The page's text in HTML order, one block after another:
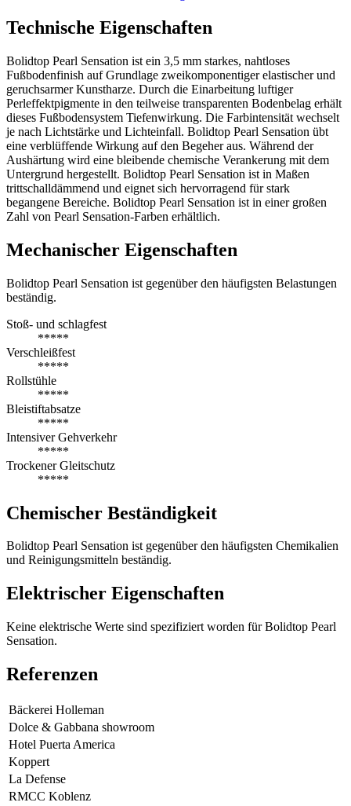
Technische Eigenschaften
Bolidtop Pearl Sensation ist ein 3,5 mm starkes, nahtloses
Fußbodenfinish auf Grundlage zweikomponentiger elastischer und
geruchsarmer Kunstharze. Durch die Einarbeitung luftiger
Perleffektpigmente in den teilweise transparenten Bodenbelag erhält
dieses Fußbodensystem Tiefenwirkung. Die Farbintensität wechselt
je nach Lichtstärke und Lichteinfall. Bolidtop Pearl Sensation übt
eine verblüffende Wirkung auf den Begeher aus. Während der
Aushärtung wird eine bleibende chemische Verankerung mit dem
Untergrund hergestellt. Bolidtop Pearl Sensation ist in Maßen
trittschalldämmend und eignet sich hervorragend für stark
begangene Bereiche. Bolidtop Pearl Sensation ist in einer großen
Zahl von Pearl Sensation-Farben erhältlich.
Mechanischer Eigenschaften
Bolidtop Pearl Sensation ist gegenüber den häufigsten Belastungen
beständig.
Stoß- und schlagfest
*****
Verschleißfest
*****
Rollstühle
*****
Bleistiftabsatze
*****
Intensiver Gehverkehr
*****
Trockener Gleitschutz
*****
Chemischer Beständigkeit
Bolidtop Pearl Sensation ist gegenüber den häufigsten Chemikalien
und Reinigungsmitteln beständig.
Elektrischer Eigenschaften
Keine elektrische Werte sind spezifiziert worden für Bolidtop Pearl
Sensation.
Referenzen
Bäckerei Holleman
Dolce & Gabbana showroom
Hotel Puerta America
Koppert
La Defense
RMCC Koblenz